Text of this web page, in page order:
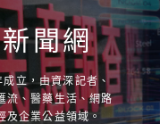
聞網
立，由資深記者、
流、醫藥生活、網路
及企業公益領域。